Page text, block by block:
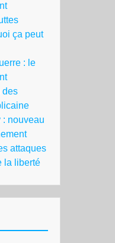
ça peut
: le
des
: nouveau
attaques
la liberté